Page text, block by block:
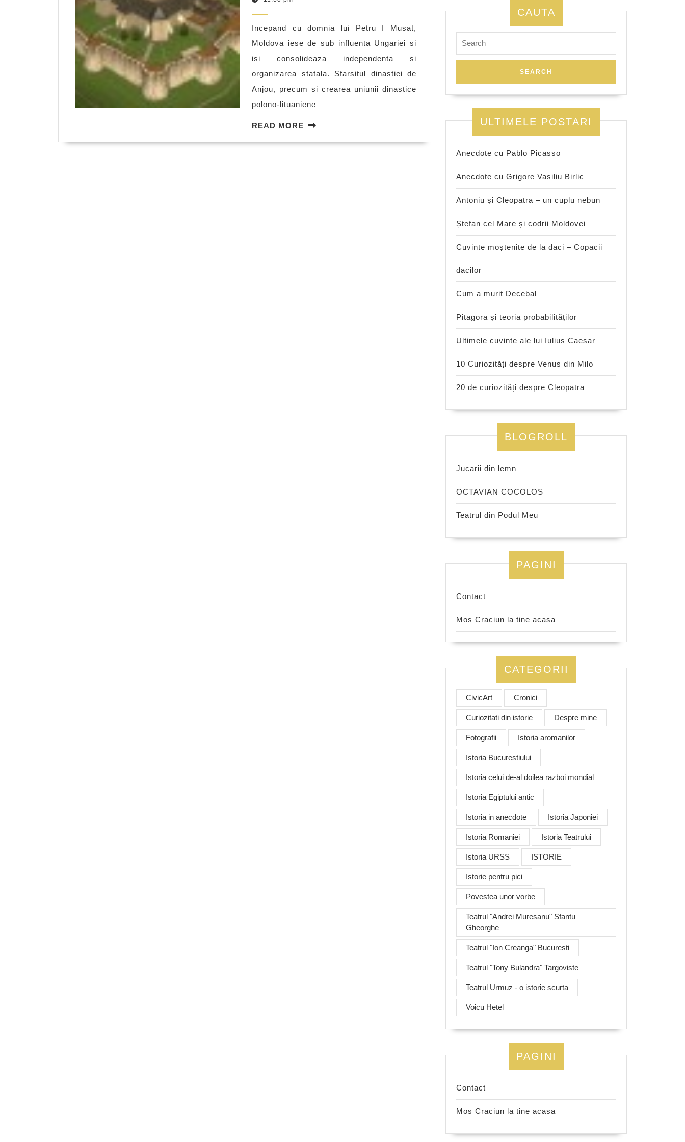
lui
Petru
Musat
Incepand cu domnia lui Petru I Musat,
Moldova iese de sub influenta Ungariei si
isi consolideaza independenta si
organizarea statala. Sfarsitul dinastiei de
Anjou, precum si crearea uniunii dinastice
polono-lituaniene
READ MORE READ
CAUTA
for:
ULTIMELE POSTARI
Anecdote cu Pablo Picasso
Anecdote cu Grigore Vasiliu Birlic
Antoniu și Cleopatra – un cuplu nebun
Ștefan cel Mare și codrii Moldovei
Cuvinte moștenite de la daci – Copacii
dacilor
Cum a murit Decebal
Pitagora și teoria probabilităților
Ultimele cuvinte ale lui Iulius Caesar
10 Curiozități despre Venus din Milo
20 de curiozități despre Cleopatra
BLOGROLL
Jucarii din lemn
OCTAVIAN COCOLOS
Teatrul din Podul Meu
PAGINI
Contact
Mos Craciun la tine acasa
CATEGORII
CivicArt Cronici
Curiozitati din istorie Despre mine
Fotografii Istoria aromanilor
Istoria Bucurestiului
Istoria celui de-al doilea razboi mondial
Istoria Egiptului antic
Istoria in anecdote Istoria Japoniei
Istoria Romaniei Istoria Teatrului
Istoria URSS ISTORIE
Istorie pentru pici
Povestea unor vorbe
Teatrul "Andrei Muresanu" Sfantu
Gheorghe
Teatrul "Ion Creanga" Bucuresti
Teatrul "Tony Bulandra" Targoviste
Teatrul Urmuz - o istorie scurta
Voicu Hetel
PAGINI
Contact
Mos Craciun la tine acasa